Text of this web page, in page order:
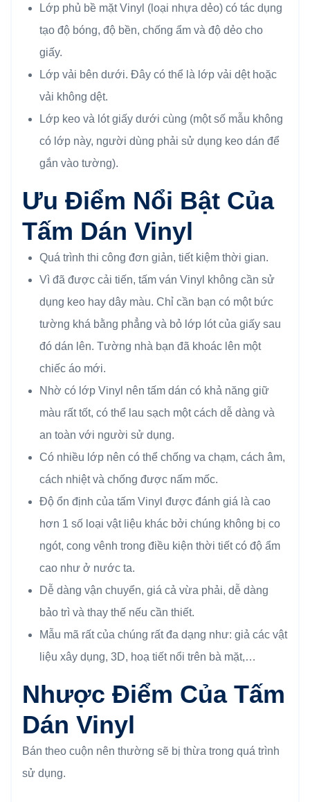
Lớp phủ bề mặt Vinyl (loại nhựa dẻo) có tác dụng
tạo độ bóng, độ bền, chống ẩm và độ dẻo cho
giấy.
Lớp vải bên dưới. Đây có thể là lớp vải dệt hoặc
vải không dệt.
Lớp keo và lót giấy dưới cùng (một số mẫu không
có lớp này, người dùng phải sử dụng keo dán để
gắn vào tường).
Ưu Điểm Nổi Bật Của
Tấm Dán Vinyl
Quá trình thi công đơn giản, tiết kiệm thời gian.
Vì đã được cải tiến, tấm ván Vinyl không cần sử
dụng keo hay dây màu. Chỉ cần bạn có một bức
tường khá bằng phẳng và bỏ lớp lót của giấy sau
đó dán lên. Tường nhà bạn đã khoác lên một
chiếc áo mới.
Nhờ có lớp Vinyl nên tấm dán có khả năng giữ
màu rất tốt, có thể lau sạch một cách dễ dàng và
an toàn với người sử dụng.
Có nhiều lớp nên có thể chống va chạm, cách âm,
cách nhiệt và chống được nấm mốc.
Độ ổn định của tấm Vinyl được đánh giá là cao
hơn 1 số loại vật liệu khác bởi chúng không bị co
ngót, cong vênh trong điều kiện thời tiết có độ ẩm
cao như ở nước ta.
Dễ dàng vận chuyển, giá cả vừa phải, dễ dàng
bảo trì và thay thế nếu cần thiết.
Mẫu mã rất của chúng rất đa dạng như: giả các vật
liệu xây dụng, 3D, hoạ tiết nổi trên bà mặt,…
Nhược Điểm Của Tấm
Dán Vinyl
Bán theo cuộn nên thường sẽ bị thừa trong quá trình
sử dụng.